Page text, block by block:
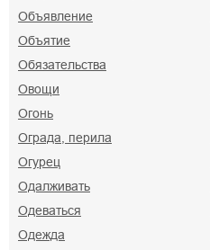
Объявление
Объятие
Обязательства
Овощи
Огонь
Ограда, перила
Огурец
Одалживать
Одеваться
Одежда